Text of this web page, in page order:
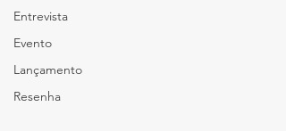
Entrevista
Evento
Lançamento
Resenha